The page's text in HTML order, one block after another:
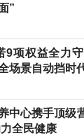
”
9项权益全力
场景自动挡时
中心携手顶级
全民健康